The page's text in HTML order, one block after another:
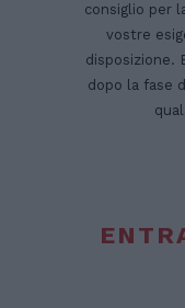
consiglio per
vostre
disposizione.
dopo la fase